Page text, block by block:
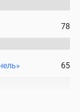
78
65